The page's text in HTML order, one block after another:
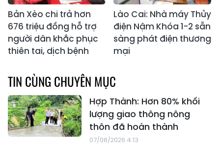
Bản Xèo chi trả hơn
676 triệu đồng hỗ trợ
người dân khắc phục
thiên tai, dịch bệnh
Lào Cai: Nhà máy Thủy
điện Nậm Khóa 1-2 sẵn
sàng phát điện thương
mại
TIN CÙNG CHUYÊN MỤC
Hợp Thành: Hơn 80% khối
lượng giao thông nông
thôn đã hoàn thành
07/08/2026 4:13